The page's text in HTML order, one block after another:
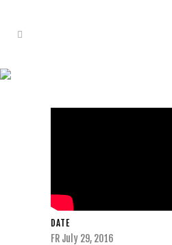
DATE
FR July 29, 2016